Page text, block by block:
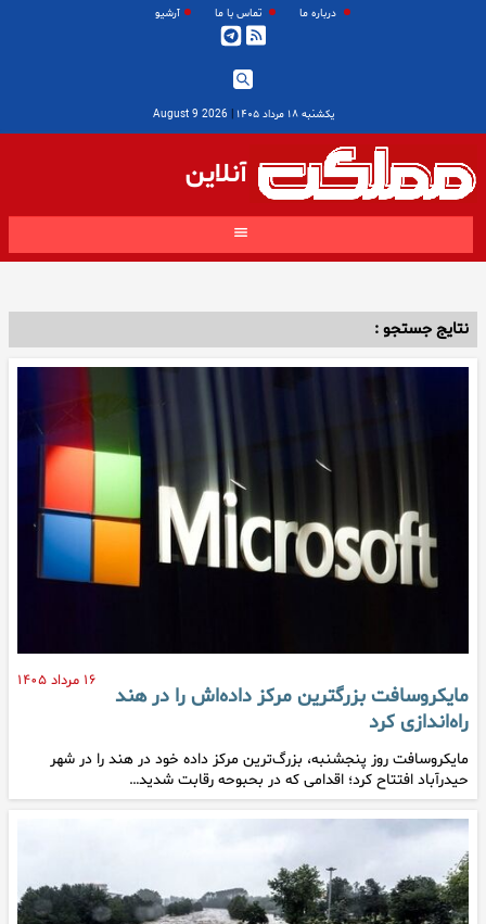
درباره ما تماس با ما آرشیو
یکشنبه ۱۸ مرداد ۱۴۰۵ |
2026 August 9
آنلاین
نتایج جستجو :
۱۶ مرداد ۱۴۰۵
مایکروسافت بزرگترین مرکز داده‌اش را در هند
راه‌اندازی کرد
مایکروسافت روز پنجشنبه، بزرگ‌ترین مرکز داده خود در هند را در شهر
حیدرآباد افتتاح کرد؛ اقدامی که در بحبوحه رقابت شدید…